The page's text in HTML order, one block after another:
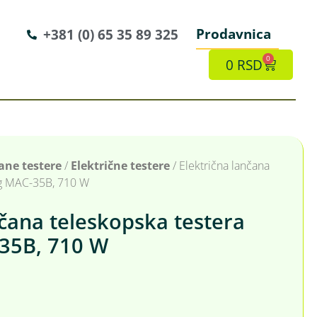
+381 (0) 65 35 89 325
Prodavnica
0 RSD 0
testere/ Električne testere/ Električna lančana
35B, 710 W
teleskopska testera
710 W